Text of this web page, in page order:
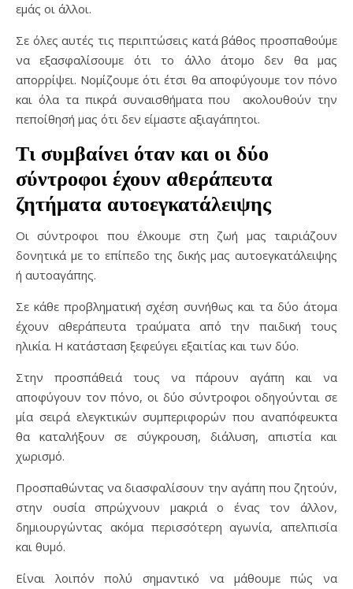
εμάς οι άλλοι.
Σε όλες αυτές τις περιπτώσεις κατά βάθος προσπαθούμε
να εξασφαλίσουμε ότι το άλλο άτομο δεν θα μας
απορρίψει. Νομίζουμε ότι έτσι θα αποφύγουμε τον πόνο
και όλα τα πικρά συναισθήματα που ακολουθούν την
πεποίθησή μας ότι δεν είμαστε αξιαγάπητοι.
Τι συμβαίνει όταν και οι δύο
σύντροφοι έχουν αθεράπευτα
ζητήματα αυτοεγκατάλειψης
Οι σύντροφοι που έλκουμε στη ζωή μας ταιριάζουν
δονητικά με το επίπεδο της δικής μας αυτοεγκατάλειψης
ή αυτοαγάπης.
Σε κάθε προβληματική σχέση συνήθως και τα δύο άτομα
έχουν αθεράπευτα τραύματα από την παιδική τους
ηλικία. Η κατάσταση ξεφεύγει εξαιτίας και των δύο.
Στην προσπάθειά τους να πάρουν αγάπη και να
αποφύγουν τον πόνο, οι δύο σύντροφοι οδηγούνται σε
μία σειρά ελεγκτικών συμπεριφορών που αναπόφευκτα
θα καταλήξουν σε σύγκρουση, διάλυση, απιστία και
χωρισμό.
Προσπαθώντας να διασφαλίσουν την αγάπη που ζητούν,
στην ουσία σπρώχνουν μακριά ο ένας τον άλλον,
δημιουργώντας ακόμα περισσότερη αγωνία, απελπισία
και θυμό.
Είναι λοιπόν πολύ σημαντικό να μάθουμε πώς να